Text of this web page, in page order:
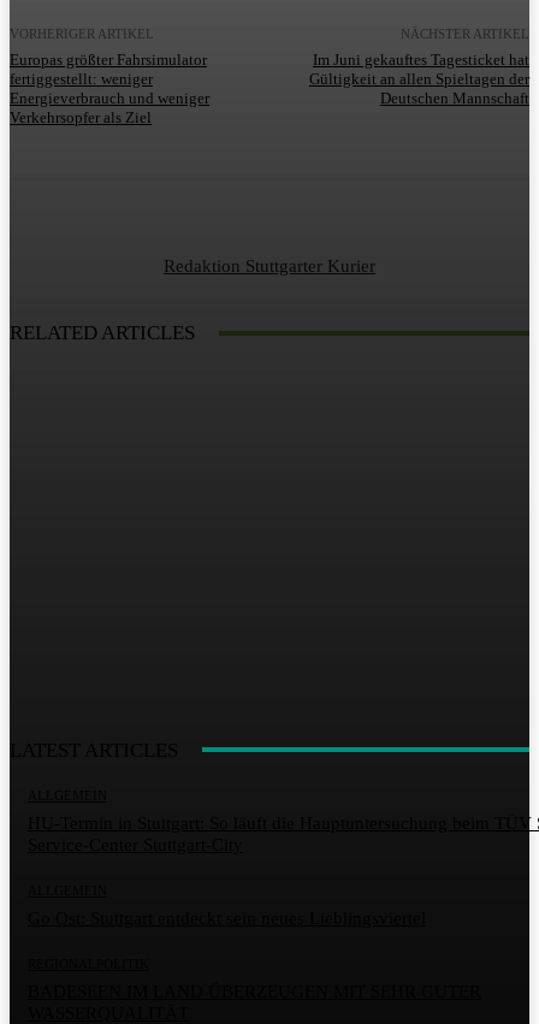
VORHERIGER ARTIKEL
Europas größter Fahrsimulator
fertiggestellt: weniger
Energieverbrauch und weniger
Verkehrsopfer als Ziel
NÄCHSTER ARTIKEL
Im Juni gekauftes Tagesticket hat
Gültigkeit an allen Spieltagen der
Deutschen Mannschaft
Redaktion Stuttgarter Kurier
RELATED ARTICLES
HU-Termin in Stuttgart: So läuft die Hauptuntersuchung beim TÜV